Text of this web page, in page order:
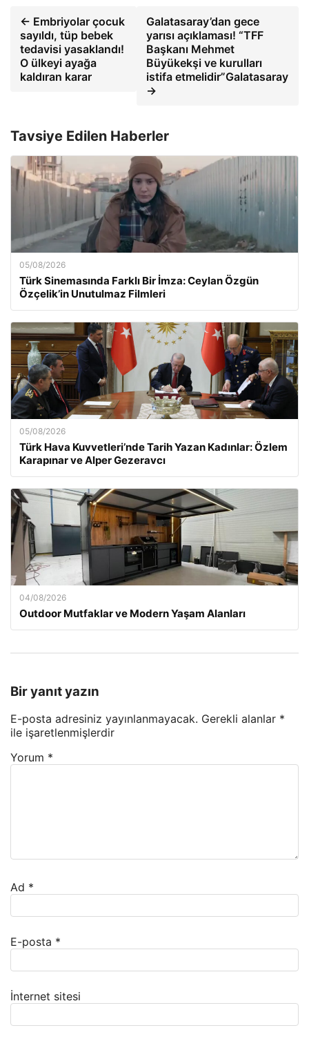
← Embriyolar çocuk
sayıldı, tüp bebek
tedavisi yasaklandı!
O ülkeyi ayağa
kaldıran karar
Galatasaray’dan gece
yarısı açıklaması! “TFF
Başkanı Mehmet
Büyükekşi ve kurulları
istifa etmelidir”Galatasaray
→
Tavsiye Edilen Haberler
05/08/2026
Türk Sinemasında Farklı Bir İmza: Ceylan Özgün
Özçelik’in Unutulmaz Filmleri
05/08/2026
Türk Hava Kuvvetleri’nde Tarih Yazan Kadınlar: Özlem
Karapınar ve Alper Gezeravcı
04/08/2026
Outdoor Mutfaklar ve Modern Yaşam Alanları
Bir yanıt yazın
E-posta adresiniz yayınlanmayacak. Gerekli alanlar *
ile işaretlenmişlerdir
Yorum *
Ad *
E-posta *
İnternet sitesi